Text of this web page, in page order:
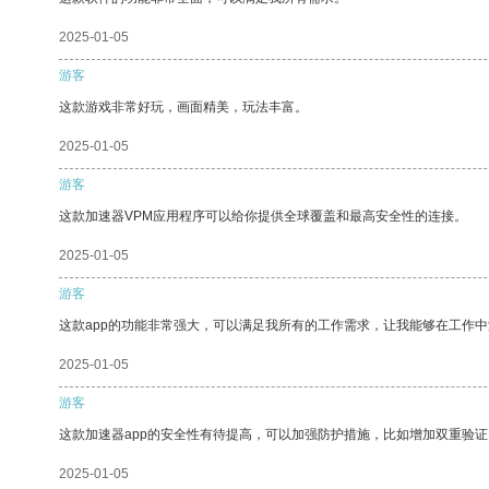
2025-01-05
游客
这款游戏非常好玩，画面精美，玩法丰富。
2025-01-05
游客
这款加速器VPM应用程序可以给你提供全球覆盖和最高安全性的连接。
2025-01-05
游客
这款app的功能非常强大，可以满足我所有的工作需求，让我能够在工作中
2025-01-05
游客
这款加速器app的安全性有待提高，可以加强防护措施，比如增加双重验证
2025-01-05